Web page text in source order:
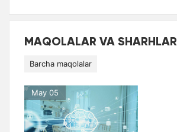
MAQOLALAR VA SHARHLAR
Barcha maqolalar
May 05